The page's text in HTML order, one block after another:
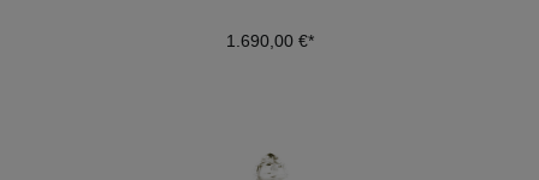
1.690,00 €*
DETAILS